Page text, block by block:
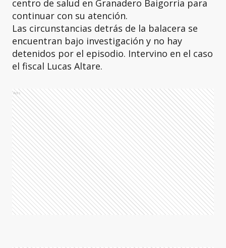
centro de salud en Granadero Baigorria para
continuar con su atención.
Las circunstancias detrás de la balacera se
encuentran bajo investigación y no hay
detenidos por el episodio. Intervino en el caso
el fiscal Lucas Altare.
Ads